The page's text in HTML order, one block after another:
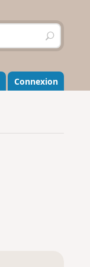
R
e
h
e
r
r
Connexion